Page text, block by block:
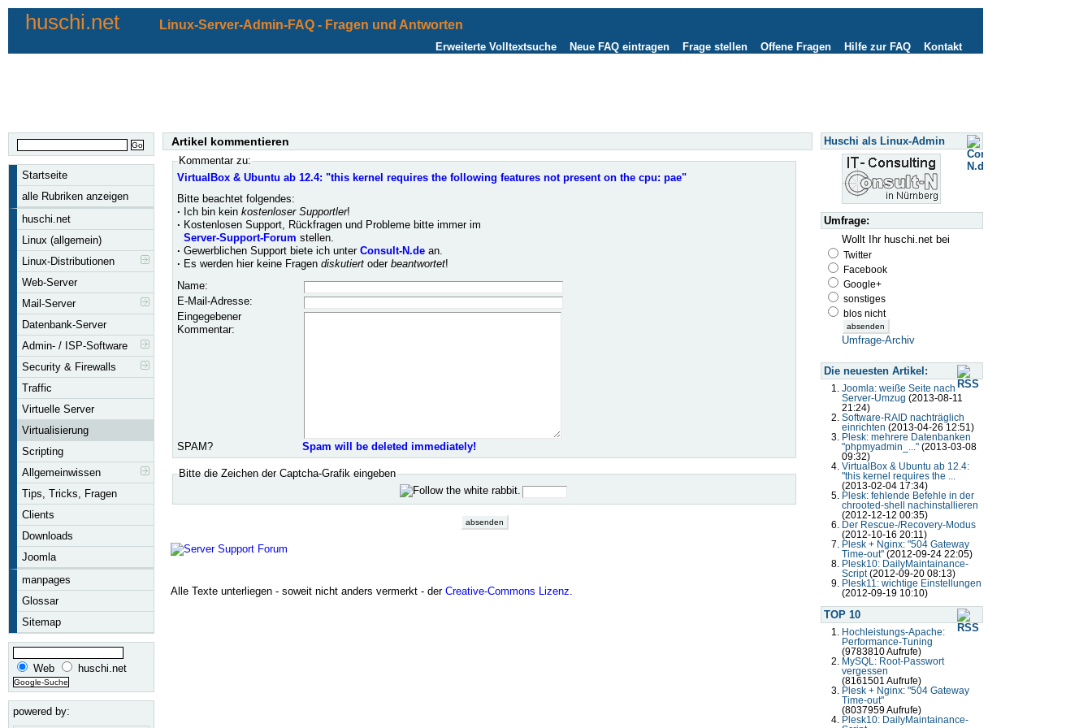
huschi.net Linux-Server-Admin-FAQ - Fragen und Antworten
Kontakt
Hilfe zur FAQ
Offene Fragen
Frage stellen
Neue FAQ eintragen
Erweiterte Volltextsuche
Startseite
alle Rubriken anzeigen
huschi.net
Linux (allgemein)
Linux-Distributionen
Web-Server
Mail-Server
Datenbank-Server
Admin- / ISP-Software
Security & Firewalls
Traffic
Virtuelle Server
Virtualisierung
Scripting
Allgemeinwissen
Tips, Tricks, Fragen
Clients
Downloads
Joomla
manpages
Glossar
Sitemap
Web huschi.net
powered by:
Huschi als Linux-Admin
Umfrage:
Wollt Ihr huschi.net bei
Twitter
Facebook
Google+
sonstiges
blos nicht
Umfrage-Archiv
Die neuesten Artikel:
Joomla: weiße Seite nach
Server-Umzug (2013-08-11
21:24)
Software-RAID nachträglich
einrichten (2013-04-26 12:51)
Plesk: mehrere Datenbanken
"phpmyadmin_..."(2013-03-08
09:32)
VirtualBox & Ubuntu ab 12.4:
"this kernel requires the ...
(2013-02-04 17:34)
Plesk: fehlende Befehle in der
chrooted-shell nachinstallieren
(2012-12-12 00:35)
Der Rescue-/Recovery-Modus
(2012-10-16 20:11)
Plesk + Nginx: "504 Gateway
Time-out"(2012-09-24 22:05)
Plesk10: DailyMaintainance-
Script(2012-09-20 08:13)
Plesk11: wichtige Einstellungen
(2012-09-19 10:10)
TOP 10
Hochleistungs-Apache:
Performance-Tuning
(9783810 Aufrufe)
MySQL: Root-Passwort
vergessen
(8161501 Aufrufe)
Plesk + Nginx: "504 Gateway
Time-out"
(8037959 Aufrufe)
Plesk10: DailyMaintainance-
Artikel kommentieren
Kommentar zu:
VirtualBox & Ubuntu ab 12.4: "this kernel requires the following features not present on the cpu: pae"
Bitte beachtet folgendes:
· Ich bin keinkostenloser Supportler!
· Kostenlosen Support, Rückfragen und Probleme bitte immer im
Server-Support-Forum stellen.
· Gewerblichen Support biete ich unterConsult-N.de an.
· Es werden hier keine Fragendiskutiert oderbeantwortet!
Name:
E-Mail-Adresse:
Eingegebener
Kommentar:
SPAM? Spam will be deleted immediately!
Bitte die Zeichen der Captcha-Grafik eingeben
Alle Texte unterliegen - soweit nicht anders vermerkt - der Creative-Commons Lizenz.